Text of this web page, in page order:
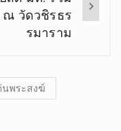
ณ วัดวชิรธร
รมาราม
นพระสงฆ์